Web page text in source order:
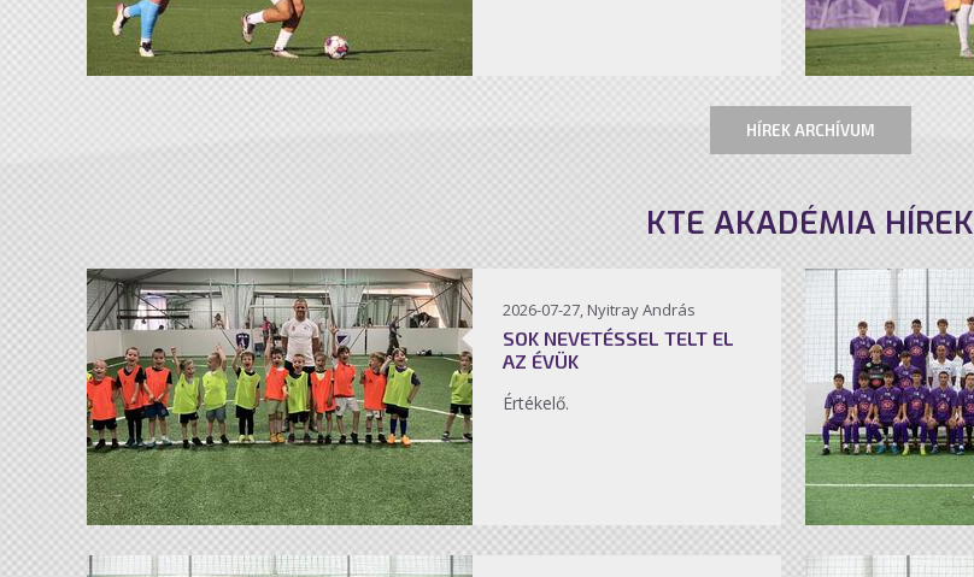
HÍREK ARCHÍVUM
KTE AKADÉMIA HÍREK
2026-07-27, Nyitray András
SOK NEVETÉSSEL TELT EL
AZ ÉVÜK
Értékelő.